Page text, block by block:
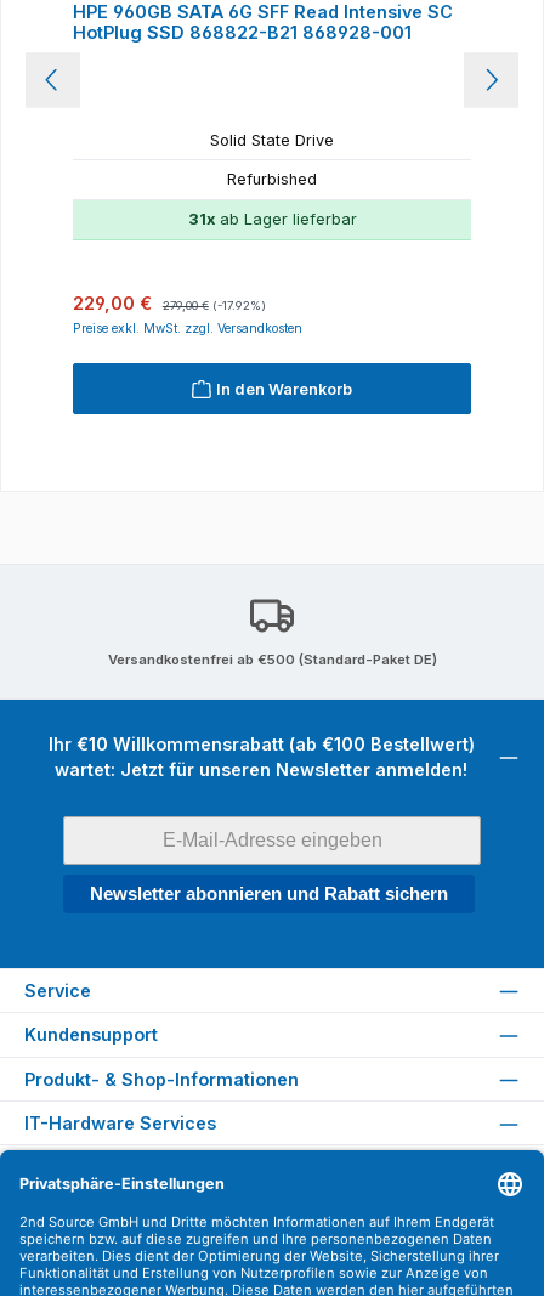
HPE 960GB SATA 6G SFF Read Intensive SC
HotPlug SSD 868822-B21 868928-001
Solid State Drive
Refurbished
31xab Lager lieferbar
Verkaufspreis:
229,00 € Regulärer Preis:
279,00 € (-17.92%)
Preise exkl. MwSt. zzgl. Versandkosten
In den Warenkorb
Versandkostenfrei ab €500 (Standard-Paket DE)
Ihr €10 Willkommensrabatt (ab €100 Bestellwert)
wartet: Jetzt für unseren Newsletter anmelden!
Newsletter abonnieren und Rabatt sichern
Service
Kundensupport
Produkt- & Shop-Informationen
IT-Hardware Services
Versandarten
Zahlungsarten